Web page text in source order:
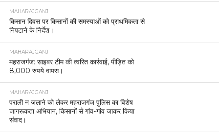
MAHARAJGANJ
किसान दिवस पर किसानों की समस्याओं को प्राथमिकता से
निपटाने के निर्देश।
MAHARAJGANJ
महराजगंज: साइबर टीम की त्वरित कार्रवाई, पीड़ित को
8,000 रुपये वापस।
MAHARAJGANJ
पराली न जलाने को लेकर महराजगंज पुलिस का विशेष
जागरूकता अभियान, किसानों से गांव-गांव जाकर किया
संवाद।